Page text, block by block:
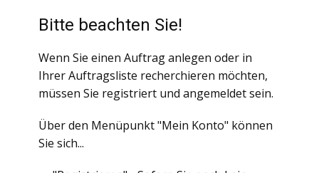
Bitte beachten Sie!
Wenn Sie einen Auftrag anlegen oder in
Ihrer Auftragsliste recherchieren möchten,
müssen Sie registriert und angemeldet sein.
Über den Menüpunkt "Mein Konto" können
Sie sich...